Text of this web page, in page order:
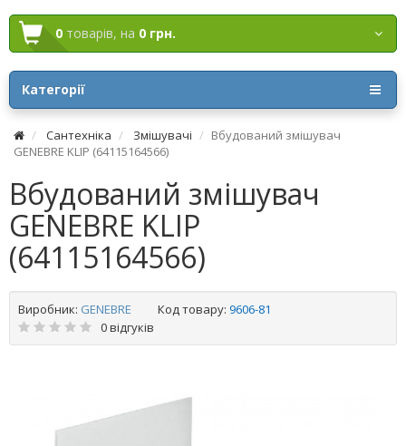
0 товарів, на 0 грн.
Категорії
Сантехніка Змішувачі
Вбудований змішувач
GENEBRE KLIP (64115164566)
Вбудований змішувач
GENEBRE KLIP
(64115164566)
Виробник: GENEBRE Код товару: 9606-81
0 відгуків